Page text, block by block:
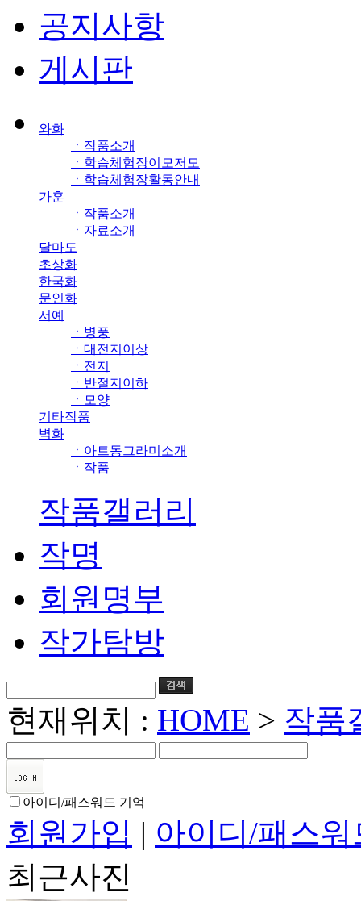
공지사항
게시판
와화
ㆍ작품소개
ㆍ학습체험장이모저모
ㆍ학습체험장활동안내
가훈
ㆍ작품소개
ㆍ자료소개
달마도
초상화
한국화
문인화
서예
ㆍ병풍
ㆍ대전지이상
ㆍ전지
ㆍ반절지이하
ㆍ모양
기타작품
벽화
ㆍ아트동그라미소개
ㆍ작품
작품갤러리
작명
회원명부
작가탐방
현재위치 : HOME > 작품
아이디/패스워드 기억
회원가입 | 아이디/패스
최근사진